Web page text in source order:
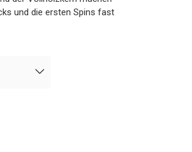
und die ersten Spins fast